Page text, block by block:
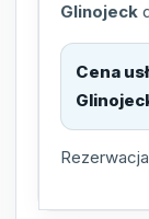
Glinojeck
Cena